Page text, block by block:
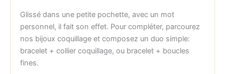
Glissé dans une petite pochette, avec un mot
personnel, il fait son effet. Pour compléter, parcourez
nos bijoux coquillage et composez un duo simple:
bracelet + collier coquillage, ou bracelet + boucles
fines.